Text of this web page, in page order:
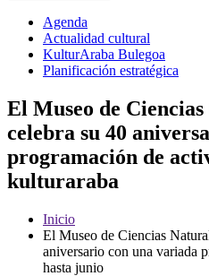
Agenda
Actualidad cultural
KulturAraba Bulegoa
Planificación estratégica
El Museo de
celebra su 40
programación de
kulturaraba
Inicio
El Museo de Ciencias
aniversario con una variada
hasta junio